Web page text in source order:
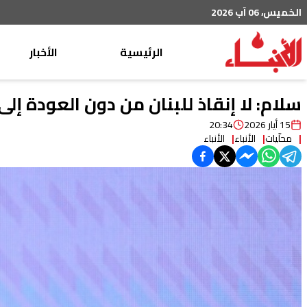
الخميس، 06 آب 2026
الرئيسية
الأخبار
محليات
عربي دولي
خاص
سلام: لا إنقاذ للبنان من دون العودة
15 أيار 2026 20:34
محلّيات الأنباء الأنباء